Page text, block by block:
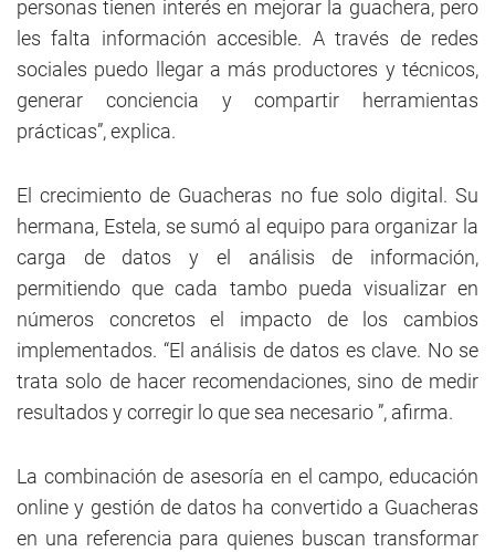
personas tienen interés en mejorar la guachera, pero
les falta información accesible. A través de redes
sociales puedo llegar a más productores y técnicos,
generar conciencia y compartir herramientas
prácticas”, explica.
El crecimiento de Guacheras no fue solo digital. Su
hermana, Estela, se sumó al equipo para organizar la
carga de datos y el análisis de información,
permitiendo que cada tambo pueda visualizar en
números concretos el impacto de los cambios
implementados. “El análisis de datos es clave. No se
trata solo de hacer recomendaciones, sino de medir
resultados y corregir lo que sea necesario ”, afirma.
La combinación de asesoría en el campo, educación
online y gestión de datos ha convertido a Guacheras
en una referencia para quienes buscan transformar